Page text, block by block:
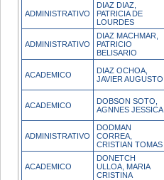
ADMINISTRATIVO
DIAZ DIAZ,
PATRICIA DE
LOURDES
ADMINISTRATIVO
DIAZ MACHMAR,
PATRICIO
BELISARIO
ACADEMICO
DIAZ OCHOA,
JAVIER AUGUSTO
ACADEMICO
DOBSON SOTO,
AGNNES JESSICA
ADMINISTRATIVO
DODMAN
CORREA,
CRISTIAN TOMAS
ACADEMICO
DONETCH
ULLOA, MARIA
CRISTINA